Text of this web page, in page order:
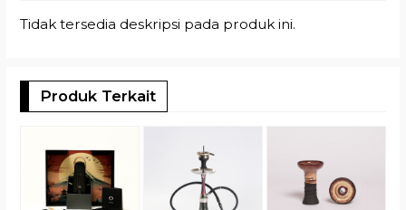
Tidak tersedia deskripsi pada produk ini.
Produk Terkait